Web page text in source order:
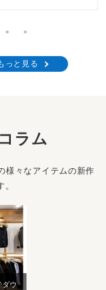
っと見る
ラム
様々なアイテムの新作
ダウ